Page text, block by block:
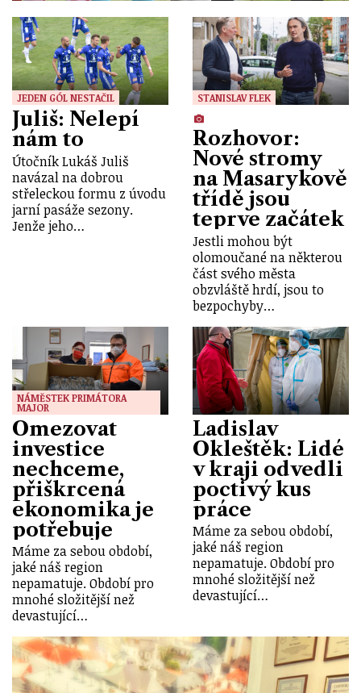
JEDEN GÓL NESTAČIL
Juliš: Nelepí
nám to
Útočník Lukáš Juliš
navázal na dobrou
střeleckou formu z úvodu
jarní pasáže sezony.
Jenže jeho…
STANISLAV FLEK
Rozhovor:
Nové stromy
na Masarykově
třídě jsou
teprve začátek
Jestli mohou být
olomoučané na některou
část svého města
obzvláště hrdí, jsou to
bezpochyby…
NÁMĚSTEK PRIMÁTORA
MAJOR
Omezovat
investice
nechceme,
přiškrcená
ekonomika je
potřebuje
Máme za sebou období,
jaké náš region
nepamatuje. Období pro
mnohé složitější než
devastující…
Ladislav
Okleštěk: Lidé
v kraji odvedli
poctivý kus
práce
Máme za sebou období,
jaké náš region
nepamatuje. Období pro
mnohé složitější než
devastující…